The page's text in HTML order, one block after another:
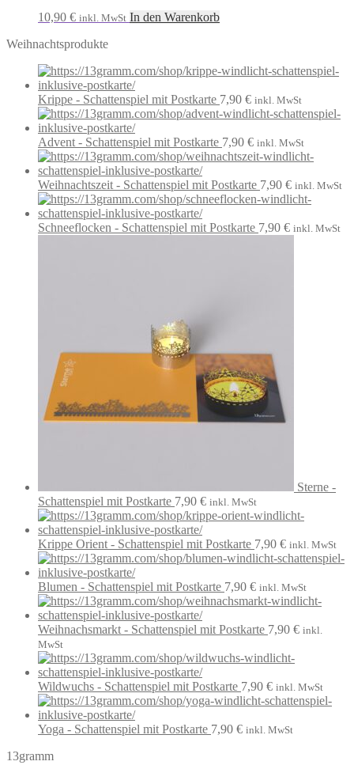
10,90 € inkl. MwSt In den Warenkorb
Weihnachtsprodukte
Krippe - Schattenspiel mit Postkarte 7,90 € inkl. MwSt
Advent - Schattenspiel mit Postkarte 7,90 € inkl. MwSt
Weihnachtszeit - Schattenspiel mit Postkarte 7,90 € inkl. MwSt
Schneeflocken - Schattenspiel mit Postkarte 7,90 € inkl. MwSt
Sterne -
Schattenspiel mit Postkarte 7,90 € inkl. MwSt
Krippe Orient - Schattenspiel mit Postkarte 7,90 € inkl. MwSt
Blumen - Schattenspiel mit Postkarte 7,90 € inkl. MwSt
Weihnachsmarkt - Schattenspiel mit Postkarte 7,90 € inkl.
MwSt
Wildwuchs - Schattenspiel mit Postkarte 7,90 € inkl. MwSt
Yoga - Schattenspiel mit Postkarte 7,90 € inkl. MwSt
13gramm